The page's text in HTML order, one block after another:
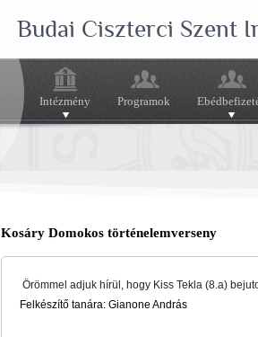
Budai Ciszterci Szent
Intézmény Programok
Kosáry Domokos történelemverseny
Örömmel adjuk hírül, hogy Kiss Tekla (8.a)
Felkészítő tanára: Gianone András